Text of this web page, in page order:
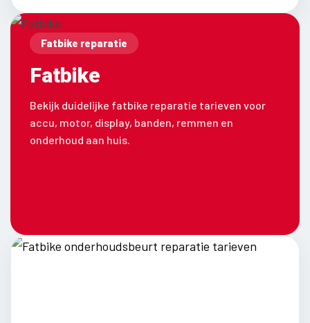
Fatbike reparatie
Fatbike
Bekijk duidelijke fatbike reparatie tarieven voor
accu, motor, display, banden, remmen en
onderhoud aan huis.